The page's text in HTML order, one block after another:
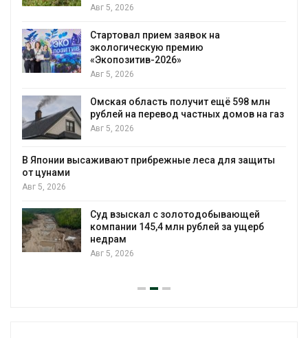
Авг 5, 2026
Стартовал прием заявок на
экологическую премию
«Экопозитив-2026»
Авг 5, 2026
Омская область получит ещё 598 млн
рублей на перевод частных домов на газ
Авг 5, 2026
В Японии высаживают прибрежные леса для защиты
от цунами
Авг 5, 2026
Суд взыскал с золотодобывающей
компании 145,4 млн рублей за ущерб
недрам
Авг 5, 2026